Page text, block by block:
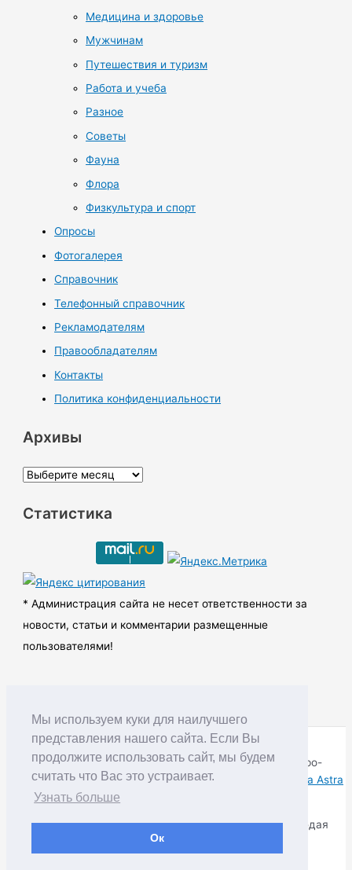
Мы используем куки для наилучшего
представления нашего сайта. Если Вы
продолжите использовать сайт, мы будем
считать что Вас это устраивает.
Узнать больше
Ок
Медицина и здоровье
Мужчинам
Путешествия и туризм
Работа и учеба
Разное
Советы
Фауна
Флора
Физкультура и спорт
Опросы
Фотогалерея
Справочник
Телефонный справочник
Рекламодателям
Правообладателям
Контакты
Политика конфиденциальности
Архивы
А
х
ы
Статистика
* Администрация сайта не несет ответственности за
новости, статьи и комментарии размещенные
пользователями!
Copyright © RUDNIK.MOBI 28.06.2008 - 2026 | Северо-
Енисейский округ Красноярского края | Powered by
Тема Astra
Копирование материалов разрешается только соблюдая
Правила